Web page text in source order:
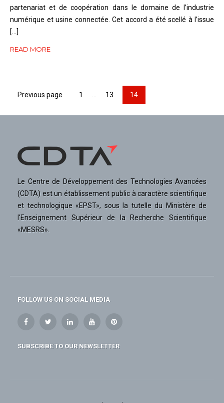
partenariat et de coopération dans le domaine de l’industrie
numérique et usine connectée. Cet accord a été scellé à l’issue
[…]
READ MORE
Previous page 1 13 Page
14
Le Centre de Développement des Technologies Avancées
(CDTA) est un établissement public à caractère scientifique
et technologique «EPST», sous la tutelle du Ministère de
l'Enseignement Supérieur de la Recherche Scientifique
«MESRS».
FOLLOW US ON SOCIAL MEDIA
SUBSCRIBE TO OUR NEWSLETTER